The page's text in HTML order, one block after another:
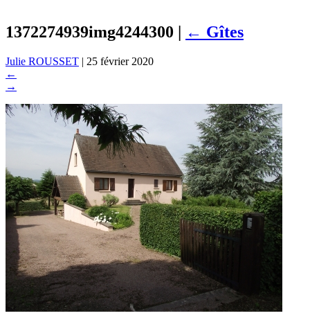
1372274939img4244300 | ← Gîtes
Julie ROUSSET | 25 février 2020
←
→